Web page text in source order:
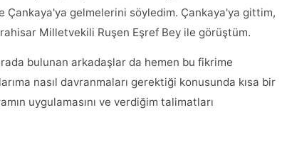
Çankaya'ya gelmelerini söyledim. Çankaya'ya gittim,
Milletvekili Ruşen Eşref Bey ile görüştüm.
bulunan arkadaşlar da hemen bu fikrime
nasıl davranmaları gerektiği konusunda kısa bir
uygulamasını ve verdiğim talimatları